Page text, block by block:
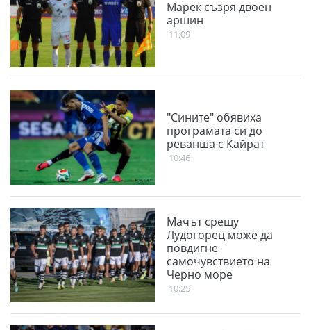
Марек съзря двоен
аршин
11:09
"Сините" обявиха
програмата си до
реванша с Кайрат
10:46
Мачът срещу
Лудогорец може да
повдигне
самочувствието на
Черно море
10:25